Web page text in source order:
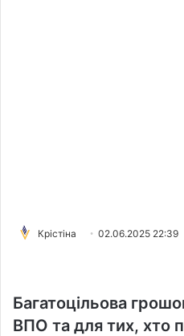
Крістіна 02.06.2025 22:39
Багатоцільова
ВПО та для тих, хто